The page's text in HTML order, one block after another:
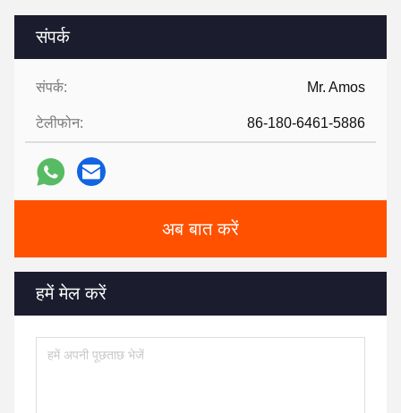
संपर्क
संपर्क: Mr. Amos
टेलीफोन: 86-180-6461-5886
अब बात करें
हमें मेल करें